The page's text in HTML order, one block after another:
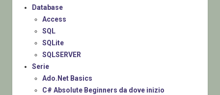
Database
Access
SQL
SQLite
SQLSERVER
Serie
Ado.Net Basics
C# Absolute Beginners da dove inizio